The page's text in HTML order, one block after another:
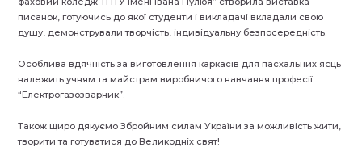
писанок, готуючись до якої студенти і викладачі вкладали свою
душу, демонстрували творчість, індивідуальну безпосередність.
Особлива вдячність за виготовлення каркасів для пасхальних яєць
належить учням та майстрам виробничого навчання професії
“Електрогазозварник”.
Також щиро дякуємо Збройним силам України за можливість жити,
творити та готуватися до Великодніх свят!